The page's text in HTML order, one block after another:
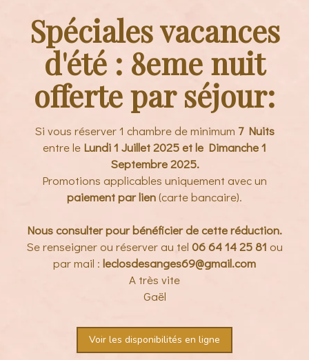
Spéciales vacances
d'été : 8eme nuit
offerte par séjour:
Si vous réserver 1 chambre de minimum 7 Nuits
entre le Lundi 1 Juillet 2025 et le Dimanche 1
Septembre 2025.
Promotions applicables uniquement avec un
paiement par lien(carte bancaire).
Nous consulter pour bénéficier de cette réduction.
Se renseigner ou réserver au tel 06 64 14 25 81 ou
par mail : leclosdesanges69@gmail.com
A très vite
Gaël
Voir les disponibilités en ligne